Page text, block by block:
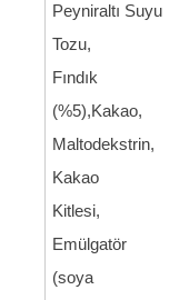
Peyniraltı Suyu
Tozu,
Fındık
(%5),Kakao,
Maltodekstrin,
Kakao
Kitlesi,
Emülgatör
(soya